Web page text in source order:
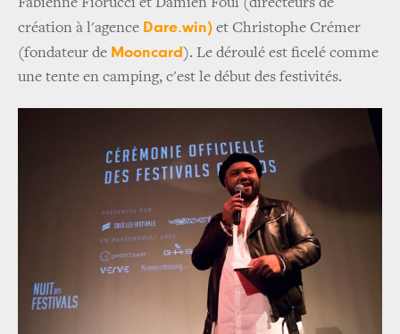
Fabienne Fiorucci et Damien Fouï (directeurs de
création à l'agence Dare.win) et Christophe Crémer
(fondateur de Mooncard ). Le déroulé est ficelé comme
une tente en camping, c'est le début des festivités.